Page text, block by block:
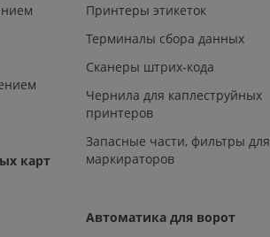
карт
Принтеры этикеток
Терминалы сбора данных
Сканеры штрих-кода
Чернила для каплеструйных
принтеров
Запасные части, фильтры для
маркираторов
Автоматика для ворот